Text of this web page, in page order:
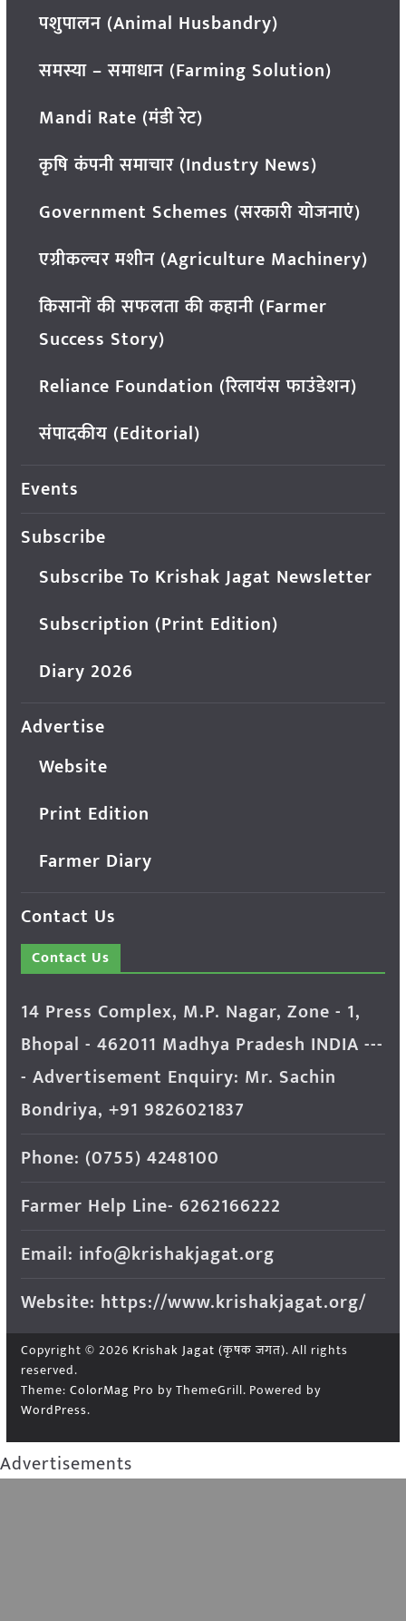
पशुपालन (Animal Husbandry)
समस्या – समाधान (Farming Solution)
Mandi Rate (मंडी रेट)
कृषि कंपनी समाचार (Industry News)
Government Schemes (सरकारी योजनाएं)
एग्रीकल्चर मशीन (Agriculture Machinery)
किसानों की सफलता की कहानी (Farmer
Success Story)
Reliance Foundation (रिलायंस फाउंडेशन)
संपादकीय (Editorial)
Events
Subscribe
Subscribe To Krishak Jagat Newsletter
Subscription (Print Edition)
Diary 2026
Advertise
Website
Print Edition
Farmer Diary
Contact Us
Contact Us
14 Press Complex, M.P. Nagar, Zone - 1,
Bhopal - 462011 Madhya Pradesh INDIA ---
- Advertisement Enquiry: Mr. Sachin
Bondriya, +91 9826021837
Phone: (0755) 4248100
Farmer Help Line- 6262166222
Email: info@krishakjagat.org
Website: https://www.krishakjagat.org/
Copyright © 2026 Krishak Jagat (कृषक जगत). All rights
reserved.
Theme: ColorMag Pro by ThemeGrill. Powered by
WordPress.
Advertisements